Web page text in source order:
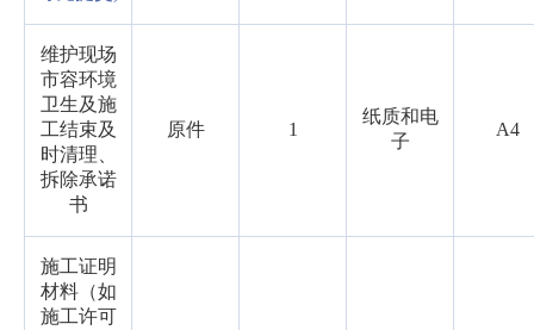
维护现场
市容环境
卫生及施
工结束及
时清理、
拆除承诺
书
原件 1
纸质和电
子
A4
施工证明
材料（如
施工许可